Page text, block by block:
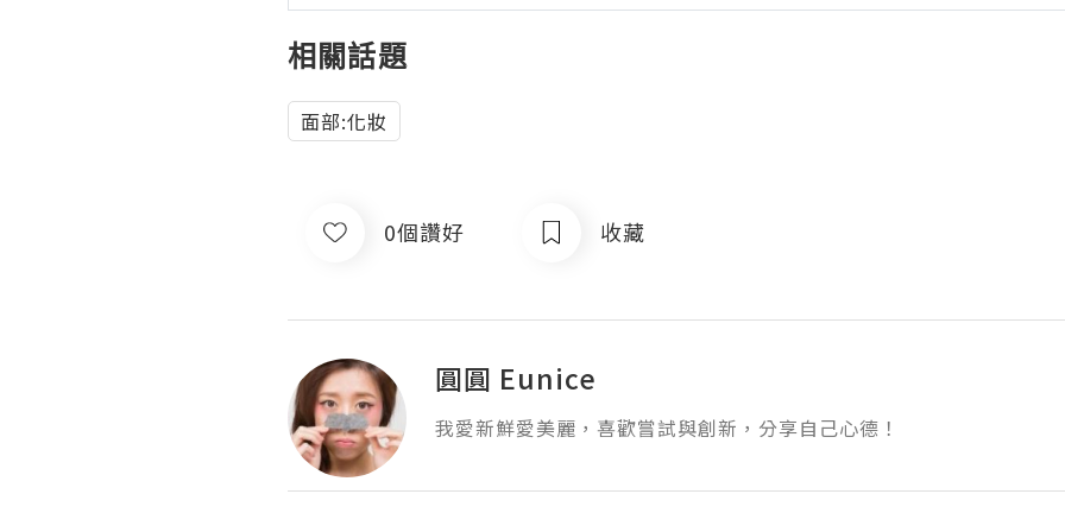
相關話題
面部:化妝
0個讚好 收藏
圓圓 Eunice
我愛新鮮愛美麗，喜歡嘗試與創新，分享自己心德！